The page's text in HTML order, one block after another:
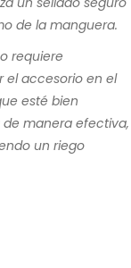
de la manguera.
requiere
el accesorio en el
esté bien
manera efectiva,
un riego